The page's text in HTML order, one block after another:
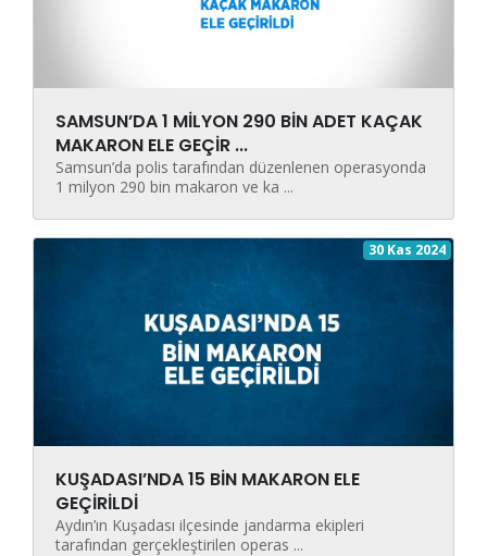
SAMSUN’DA 1 MİLYON 290 BİN ADET KAÇAK
MAKARON ELE GEÇİR ...
Samsun’da polis tarafından düzenlenen operasyonda
1 milyon 290 bin makaron ve ka ...
30 Kas 2024
KUŞADASI’NDA 15 BİN MAKARON ELE
GEÇİRİLDİ
Aydın’ın Kuşadası ilçesinde jandarma ekipleri
tarafından gerçekleştirilen operas ...